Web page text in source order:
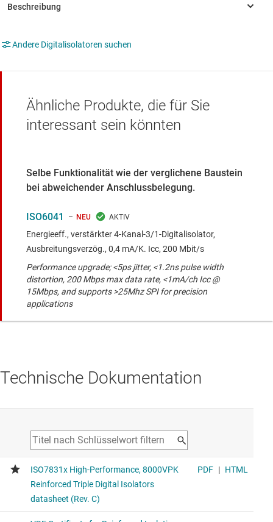
Andere Digitalisolatoren suchen
Ähnliche Produkte, die für Sie
interessant sein könnten
Selbe Funktionalität wie der verglichene Baustein
bei abweichender Anschlussbelegung.
NEU
ISO6041
Energieeff., verstärkter 4-Kanal-3/1-Digitalisolator,
Ausbreitungsverzög., 0,4 mA/K. Icc, 200 Mbit/s
Performance upgrade; <5ps jitter, <1.2ns pulse width
distortion, 200 Mbps max data rate, <1mA/ch Icc @
15Mbps, and supports >25Mhz SPI for precision
applications
Technische Dokumentation